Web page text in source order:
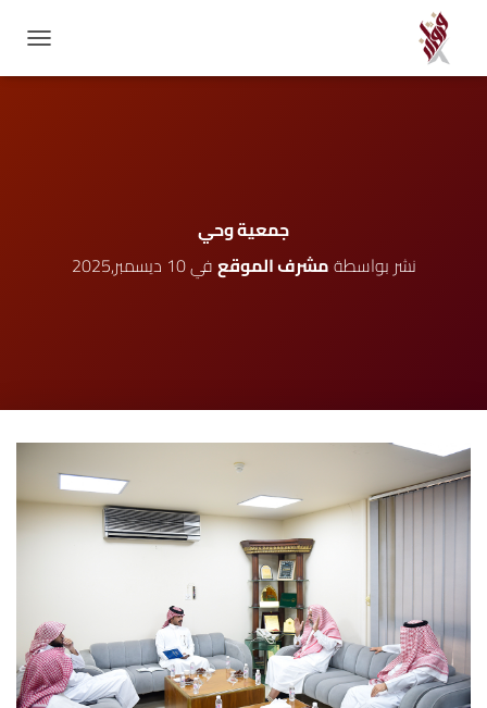
جمعية وحي
نشر بواسطةمشرف الموقعفي10 ديسمبر,2025